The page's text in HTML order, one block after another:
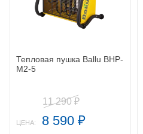
Тепловая пушка Ballu BHP-
M2-5
11 290 ₽
ЦЕНА: 8 590 ₽